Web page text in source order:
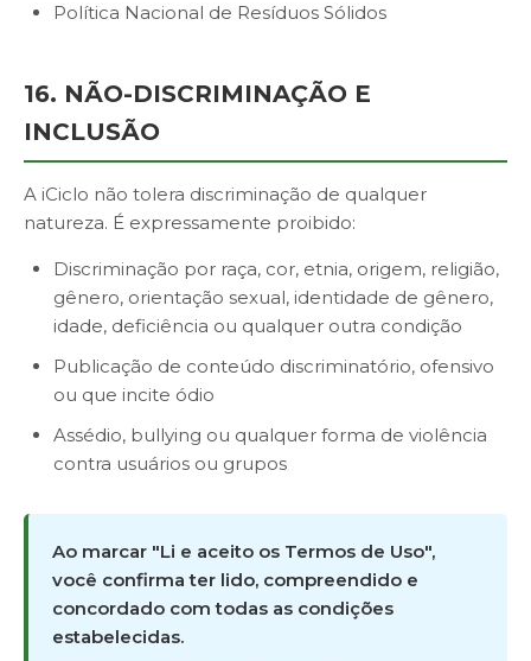
Política Nacional de Resíduos Sólidos
16. NÃO-DISCRIMINAÇÃO E
INCLUSÃO
A iCiclo não tolera discriminação de qualquer
natureza. É expressamente proibido:
Discriminação por raça, cor, etnia, origem, religião,
gênero, orientação sexual, identidade de gênero,
idade, deficiência ou qualquer outra condição
Publicação de conteúdo discriminatório, ofensivo
ou que incite ódio
Assédio, bullying ou qualquer forma de violência
contra usuários ou grupos
Ao marcar "Li e aceito os Termos de Uso",
você confirma ter lido, compreendido e
concordado com todas as condições
estabelecidas.